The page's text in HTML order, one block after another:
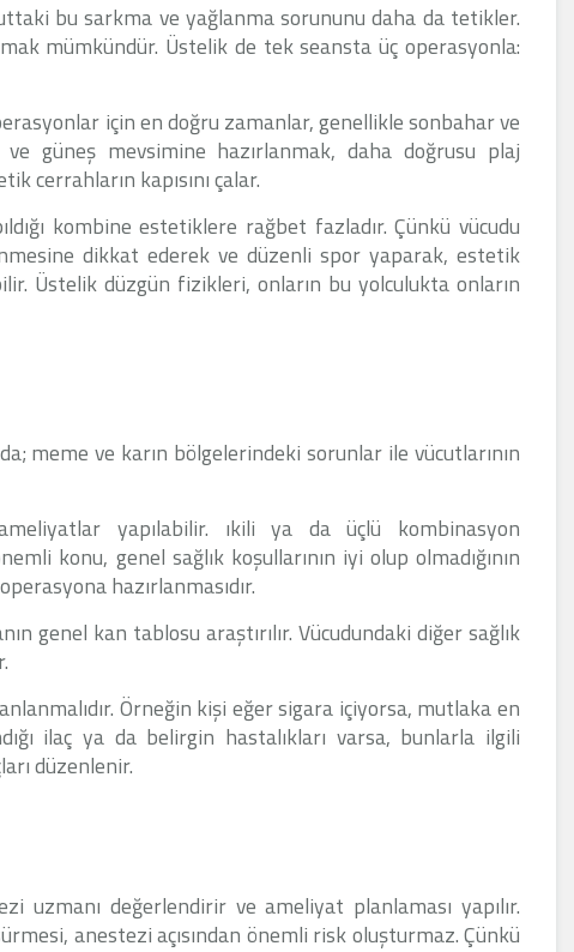
bu sarkma ve yağlanma sorununu daha da tetikler.
mümkündür. Üstelik de tek seansta üç operasyonla:
için en doğru zamanlar, genellikle sonbahar ve
güneş mevsimine hazırlanmak, daha doğrusu plaj
cerrahların kapısını çalar.
kombine estetiklere rağbet fazladır. Çünkü vücudu
dikkat ederek ve düzenli spor yaparak, estetik
Üstelik düzgün fizikleri, onların bu yolculukta onların
meme ve karın bölgelerindeki sorunlar ile vücutlarının
yapılabilir. ıkili ya da üçlü kombinasyon
konu, genel sağlık koşullarının iyi olup olmadığının
hazırlanmasıdır.
genel kan tablosu araştırılır. Vücudundaki diğer sağlık
Örneğin kişi eğer sigara içiyorsa, mutlaka en
ilaç ya da belirgin hastalıkları varsa, bunlarla ilgili
düzenlenir.
değerlendirir ve ameliyat planlaması yapılır.
anestezi açısından önemli risk oluşturmaz. Çünkü